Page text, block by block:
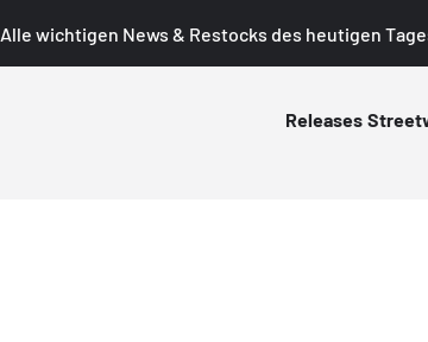
Alle wichtigen News & Restocks des heutigen
Releases